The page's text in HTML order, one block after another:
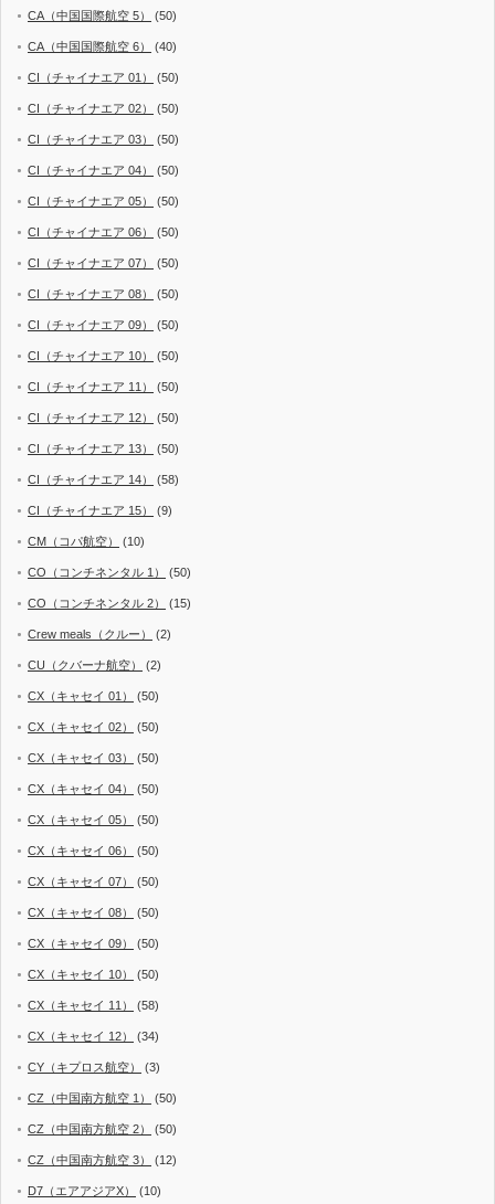
CA（中国国際航空 5） (50)
CA（中国国際航空 6） (40)
CI（チャイナエア 01） (50)
CI（チャイナエア 02） (50)
CI（チャイナエア 03） (50)
CI（チャイナエア 04） (50)
CI（チャイナエア 05） (50)
CI（チャイナエア 06） (50)
CI（チャイナエア 07） (50)
CI（チャイナエア 08） (50)
CI（チャイナエア 09） (50)
CI（チャイナエア 10） (50)
CI（チャイナエア 11） (50)
CI（チャイナエア 12） (50)
CI（チャイナエア 13） (50)
CI（チャイナエア 14） (58)
CI（チャイナエア 15） (9)
CM（コパ航空） (10)
CO（コンチネンタル 1） (50)
CO（コンチネンタル 2） (15)
Crew meals（クルー） (2)
CU（クバーナ航空） (2)
CX（キャセイ 01） (50)
CX（キャセイ 02） (50)
CX（キャセイ 03） (50)
CX（キャセイ 04） (50)
CX（キャセイ 05） (50)
CX（キャセイ 06） (50)
CX（キャセイ 07） (50)
CX（キャセイ 08） (50)
CX（キャセイ 09） (50)
CX（キャセイ 10） (50)
CX（キャセイ 11） (58)
CX（キャセイ 12） (34)
CY（キプロス航空） (3)
CZ（中国南方航空 1） (50)
CZ（中国南方航空 2） (50)
CZ（中国南方航空 3） (12)
D7（エアアジアX） (10)